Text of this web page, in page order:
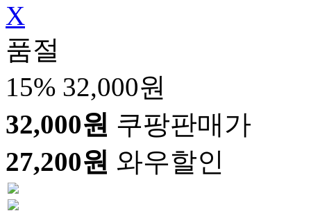
X
품절
15% 32,000원
32,000원 쿠팡판매가
27,200원 와우할인